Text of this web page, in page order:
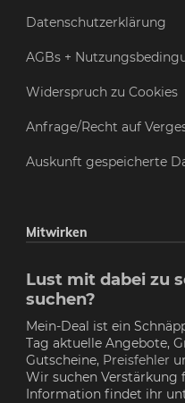
Datenschutzerklärung
AGBs +
Widerspruch zu Cookies
Anfrage/Recht auf
Auskunft gespeicherte
Mitwirken
Lust mit dabei zu
suchen?
Mein-Deal ist ein
Tag aktuelle Angebote,
Gutscheine, Preisfehler
Wir suchen Verstärkung
Information findet ihr